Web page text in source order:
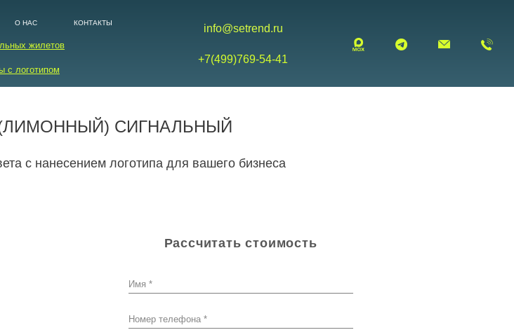
О НАС КОНТАКТЫ
жилетов
с логотипом
info@setrend.ru
+7(499)769-54-41
СИГНАЛЬНЫЙ
с нанесением логотипа для вашего бизнеса
Рассчитать стоимость
Имя *
Номер телефона *